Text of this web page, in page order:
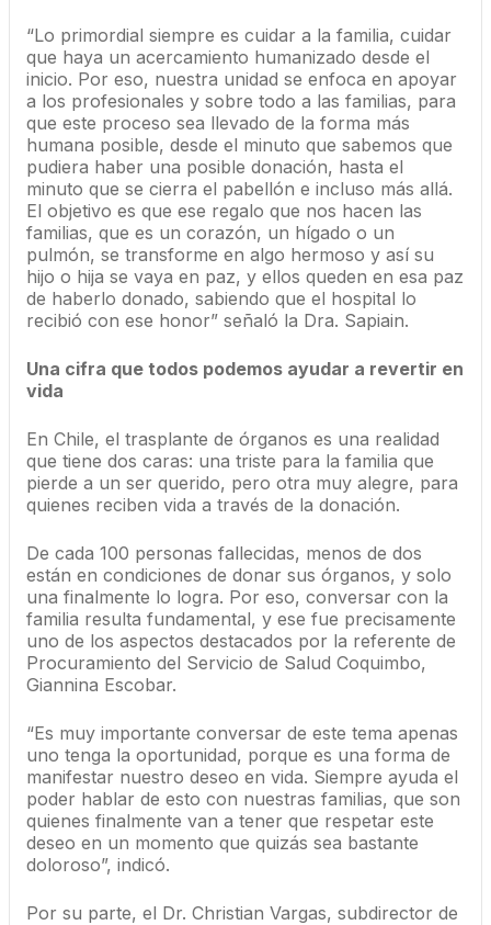
“Lo primordial siempre es cuidar a la familia, cuidar
que haya un acercamiento humanizado desde el
inicio. Por eso, nuestra unidad se enfoca en apoyar
a los profesionales y sobre todo a las familias, para
que este proceso sea llevado de la forma más
humana posible, desde el minuto que sabemos que
pudiera haber una posible donación, hasta el
minuto que se cierra el pabellón e incluso más allá.
El objetivo es que ese regalo que nos hacen las
familias, que es un corazón, un hígado o un
pulmón, se transforme en algo hermoso y así su
hijo o hija se vaya en paz, y ellos queden en esa paz
de haberlo donado, sabiendo que el hospital lo
recibió con ese honor” señaló la Dra. Sapiain.
Una cifra que todos podemos ayudar a revertir en
vida
En Chile, el trasplante de órganos es una realidad
que tiene dos caras: una triste para la familia que
pierde a un ser querido, pero otra muy alegre, para
quienes reciben vida a través de la donación.
De cada 100 personas fallecidas, menos de dos
están en condiciones de donar sus órganos, y solo
una finalmente lo logra. Por eso, conversar con la
familia resulta fundamental, y ese fue precisamente
uno de los aspectos destacados por la referente de
Procuramiento del Servicio de Salud Coquimbo,
Giannina Escobar.
“Es muy importante conversar de este tema apenas
uno tenga la oportunidad, porque es una forma de
manifestar nuestro deseo en vida. Siempre ayuda el
poder hablar de esto con nuestras familias, que son
quienes finalmente van a tener que respetar este
deseo en un momento que quizás sea bastante
doloroso”, indicó.
Por su parte, el Dr. Christian Vargas, subdirector de